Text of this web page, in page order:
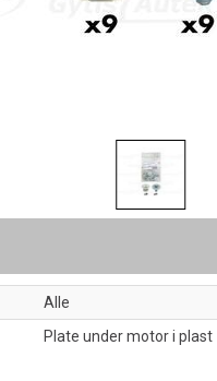
Alle
Plate under motor i plast